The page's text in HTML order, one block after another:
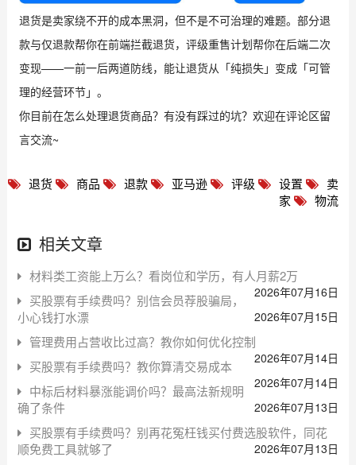
退货是卖家绕不开的成本黑洞，但不是不可治理的难题。部分退
款与仅退款帮你在前端拦截退货，评级重售计划帮你在后端二次
变现——一前一后两道防线，能让退货从「纯损失」变成「可管
理的经营环节」。
你目前在怎么处理退货商品？有没有踩过的坑？欢迎在评论区留
言交流~
退货 商品 退款 亚马逊 评级 设置
卖
家
物流
相关文章
材料类工资能上万么？看岗位和学历，有人月薪2万
2026年07月16日
买股票有手续费吗？别信会员荐股骗局，
小心钱打水漂
2026年07月15日
管理费用占营收比过高？教你如何优化控制
2026年07月14日
买股票有手续费吗？教你算清交易成本
2026年07月14日
中标后材料暴涨能调价吗？最高法新规明
确了条件
2026年07月13日
买股票有手续费吗？别再花冤枉钱买付费选股软件，同花
顺免费工具就够了
2026年07月13日